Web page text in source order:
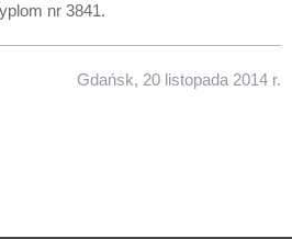
nr 3841.
Gdańsk, 20 listopada 2014 r.